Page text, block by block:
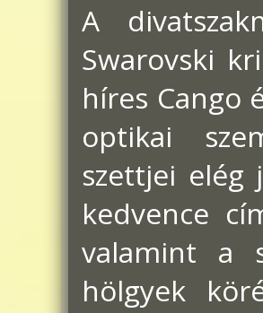
A
Swarovski
híres Cango
optikai
szettjei elég
kedvence
valamint a
hölgyek